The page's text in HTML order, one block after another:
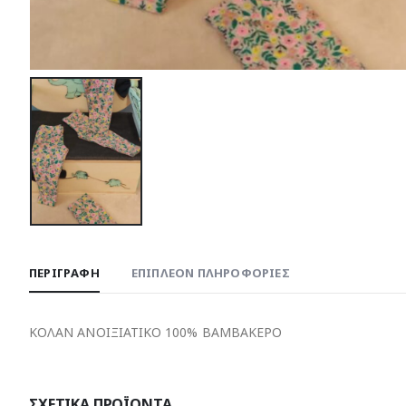
ΠΕΡΙΓΡΑΦΉ ΕΠΙΠΛΈΟΝ ΠΛΗΡΟΦΟΡΊΕΣ
ΚΟΛΑΝ ΑΝΟΙΞΙΑΤΙΚΟ 100% ΒΑΜΒΑΚΕΡΟ